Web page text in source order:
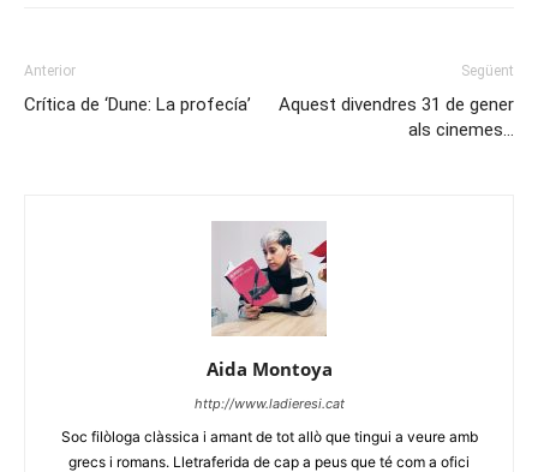
Anterior
Crítica de ‘Dune: La profecía’
Següent
Aquest divendres 31 de gener
als cinemes…
Aida Montoya
http://www.ladieresi.cat
Soc filòloga clàssica i amant de tot allò que tingui a veure amb
grecs i romans. Lletraferida de cap a peus que té com a ofici